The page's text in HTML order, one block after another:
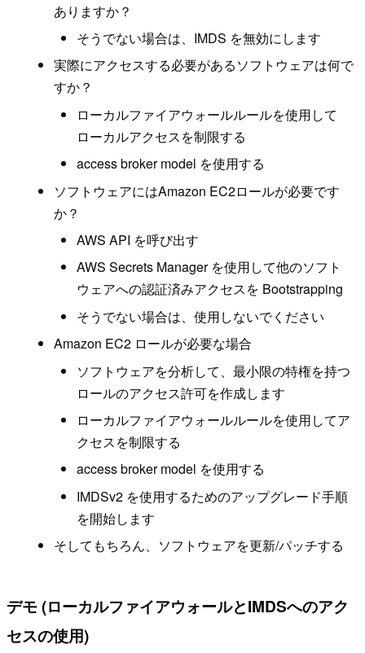
ありますか？
そうでない場合は、IMDS を無効にします
実際にアクセスする必要があるソフトウェアは何で
すか？
ローカルファイアウォールルールを使用して
ローカルアクセスを制限する
access broker model を使用する
ソフトウェアにはAmazon EC2ロールが必要です
か？
AWS API を呼び出す
AWS Secrets Manager を使用して他のソフト
ウェアへの認証済みアクセスを Bootstrapping
そうでない場合は、使用しないでください
Amazon EC2 ロールが必要な場合
ソフトウェアを分析して、最小限の特権を持つ
ロールのアクセス許可を作成します
ローカルファイアウォールルールを使用してア
クセスを制限する
access broker model を使用する
IMDSv2 を使用するためのアップグレード手順
を開始します
そしてもちろん、ソフトウェアを更新/パッチする
デモ (ローカルファイアウォールとIMDSへのアク
セスの使用)